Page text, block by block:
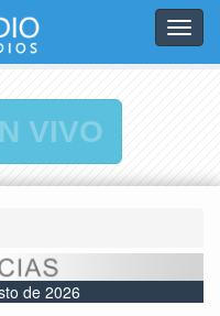
VIVO
de 2026